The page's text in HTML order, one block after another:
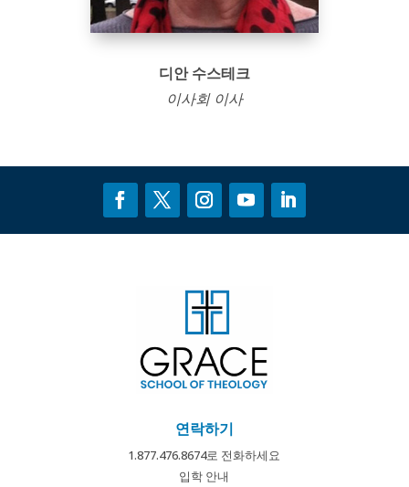
디안 수스테크
이사회 이사
연락하기
1.877.476.8674로 전화하세요
입학 안내